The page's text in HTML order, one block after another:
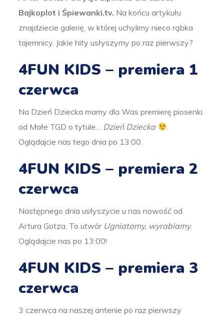
Bajkoplot i Śpiewanki.tv. Na końcu artykułu
znajdziecie galerię, w której uchylimy nieco rąbka
tajemnicy. Jakie hity usłyszymy po raz pierwszy?
4FUN KIDS – premiera 1
czerwca
Na Dzień Dziecka mamy dla Was premierę piosenki
od Małe TGD o tytule… Dzień Dziecka
.
Oglądajcie nas tego dnia po 13:00.
4FUN KIDS – premiera 2
czerwca
Następnego dnia usłyszycie u nas nowość od
Artura Gotza. To utwór Ugniatamy, wyrabiamy.
Oglądajcie nas po 13:00!
4FUN KIDS – premiera 3
czerwca
3 czerwca na naszej antenie po raz pierwszy